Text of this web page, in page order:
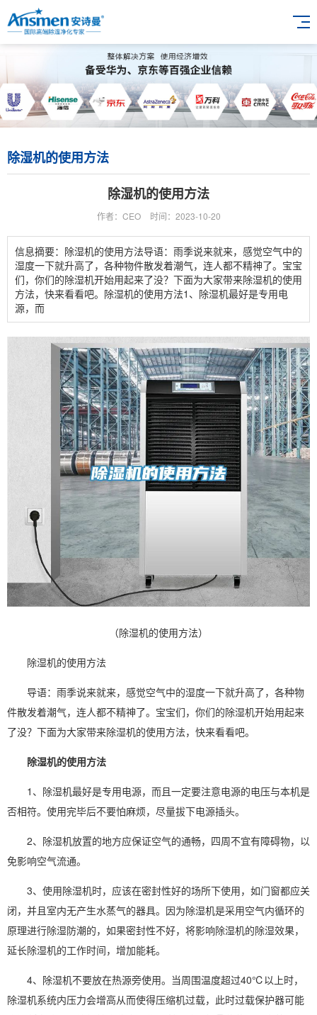
除湿机的使用方法
除湿机的使用方法
作者：CEO 时间：2023-10-20
信息摘要：除湿机的使用方法导语：雨季说来就来，感觉空气中的
湿度一下就升高了，各种物件散发着潮气，连人都不精神了。宝宝
们，你们的除湿机开始用起来了没？下面为大家带来除湿机的使用
方法，快来看看吧。除湿机的使用方法1、除湿机最好是专用电
源，而
（除湿机的使用方法）
除湿机的使用方法
导语：雨季说来就来，感觉空气中的湿度一下就升高了，各种物
件散发着潮气，连人都不精神了。宝宝们，你们的除湿机开始用起来
了没？下面为大家带来除湿机的使用方法，快来看看吧。
除湿机的使用方法
1、除湿机最好是专用电源，而且一定要注意电源的电压与本机是
否相符。使用完毕后不要怕麻烦，尽量拔下电源插头。
2、除湿机放置的地方应保证空气的通畅，四周不宜有障碍物，以
免影响空气流通。
3、 使用除湿机时，应该在密封性好的场所下使用，如门窗都应关
闭，并且室内无产生水蒸气的器具。因为除湿机是采用空气内循环的
原理进行除湿防潮的，如果密封性不好，将影响除湿机的除湿效果，
延长除湿机的工作时间，增加能耗。
4、除湿机不要放在热源旁使用。当周围温度超过40℃以上时，
除湿机系统内压力会增高从而使得压缩机过载，此时过载保护器可能